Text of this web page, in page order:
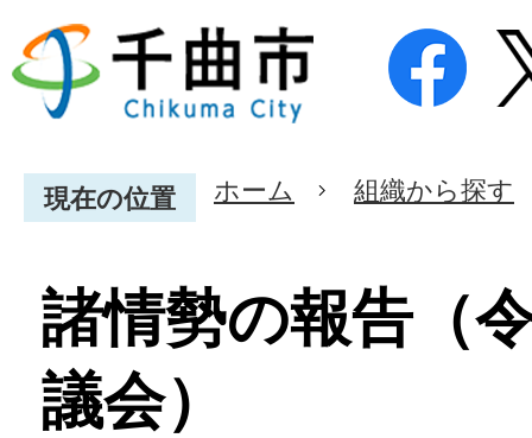
現在の位置 ホーム 組織から探す
諸情勢の報告（
議会）